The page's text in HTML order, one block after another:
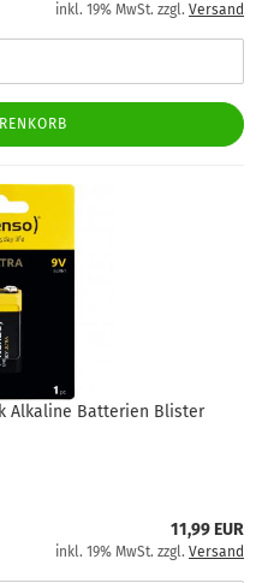
inkl. 19% MwSt. zzgl. Versand
Alkaline Batterien Blister
11,99 EUR
inkl. 19% MwSt. zzgl. Versand